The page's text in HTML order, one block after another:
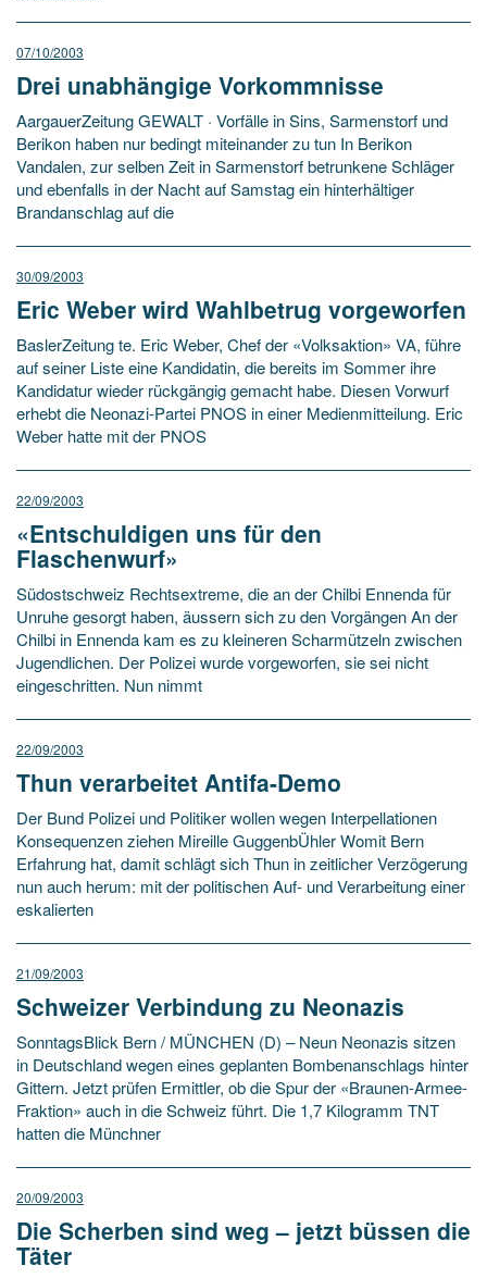
07/10/2003
Drei unabhängige Vorkommnisse
AargauerZeitung GEWALT · Vorfälle in Sins, Sarmenstorf und
Berikon haben nur bedingt miteinander zu tun In Berikon
Vandalen, zur selben Zeit in Sarmenstorf betrunkene Schläger
und ebenfalls in der Nacht auf Samstag ein hinterhältiger
Brandanschlag auf die
30/09/2003
Eric Weber wird Wahlbetrug vorgeworfen
BaslerZeitung te. Eric Weber, Chef der «Volksaktion» VA, führe
auf seiner Liste eine Kandidatin, die bereits im Sommer ihre
Kandidatur wieder rückgängig gemacht habe. Diesen Vorwurf
erhebt die Neonazi-Partei PNOS in einer Medienmitteilung. Eric
Weber hatte mit der PNOS
22/09/2003
«Entschuldigen uns für den
Flaschenwurf»
Südostschweiz Rechtsextreme, die an der Chilbi Ennenda für
Unruhe gesorgt haben, äussern sich zu den Vorgängen An der
Chilbi in Ennenda kam es zu kleineren Scharmützeln zwischen
Jugendlichen. Der Polizei wurde vorgeworfen, sie sei nicht
eingeschritten. Nun nimmt
22/09/2003
Thun verarbeitet Antifa-Demo
Der Bund Polizei und Politiker wollen wegen Interpellationen
Konsequenzen ziehen Mireille GuggenbÜhler Womit Bern
Erfahrung hat, damit schlägt sich Thun in zeitlicher Verzögerung
nun auch herum: mit der politischen Auf- und Verarbeitung einer
eskalierten
21/09/2003
Schweizer Verbindung zu Neonazis
SonntagsBlick Bern / MÜNCHEN (D) – Neun Neonazis sitzen
in Deutschland wegen eines geplanten Bombenanschlags hinter
Gittern. Jetzt prüfen Ermittler, ob die Spur der «Braunen-Armee-
Fraktion» auch in die Schweiz führt. Die 1,7 Kilogramm TNT
hatten die Münchner
20/09/2003
Die Scherben sind weg – jetzt büssen die
Täter